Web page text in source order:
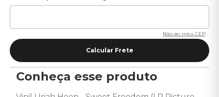
Não sei meu CEP
Conheça esse produto